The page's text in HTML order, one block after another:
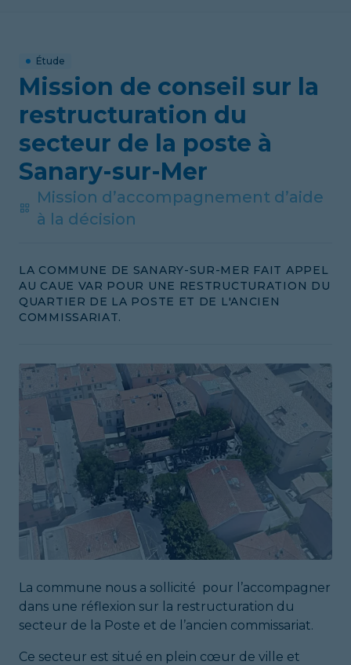
Étude
Mission de conseil sur la
restructuration du
secteur de la poste à
Sanary-sur-Mer
Mission d’accompagnement d’aide
à la décision
LA COMMUNE DE SANARY-SUR-MER FAIT APPEL
AU CAUE VAR POUR UNE RESTRUCTURATION DU
QUARTIER DE LA POSTE ET DE L'ANCIEN
COMMISSARIAT.
La commune nous a sollicité pour l’accompagner
dans une réflexion sur la restructuration du
secteur de la Poste et de l’ancien commissariat.
Ce secteur est situé en plein cœur de ville et